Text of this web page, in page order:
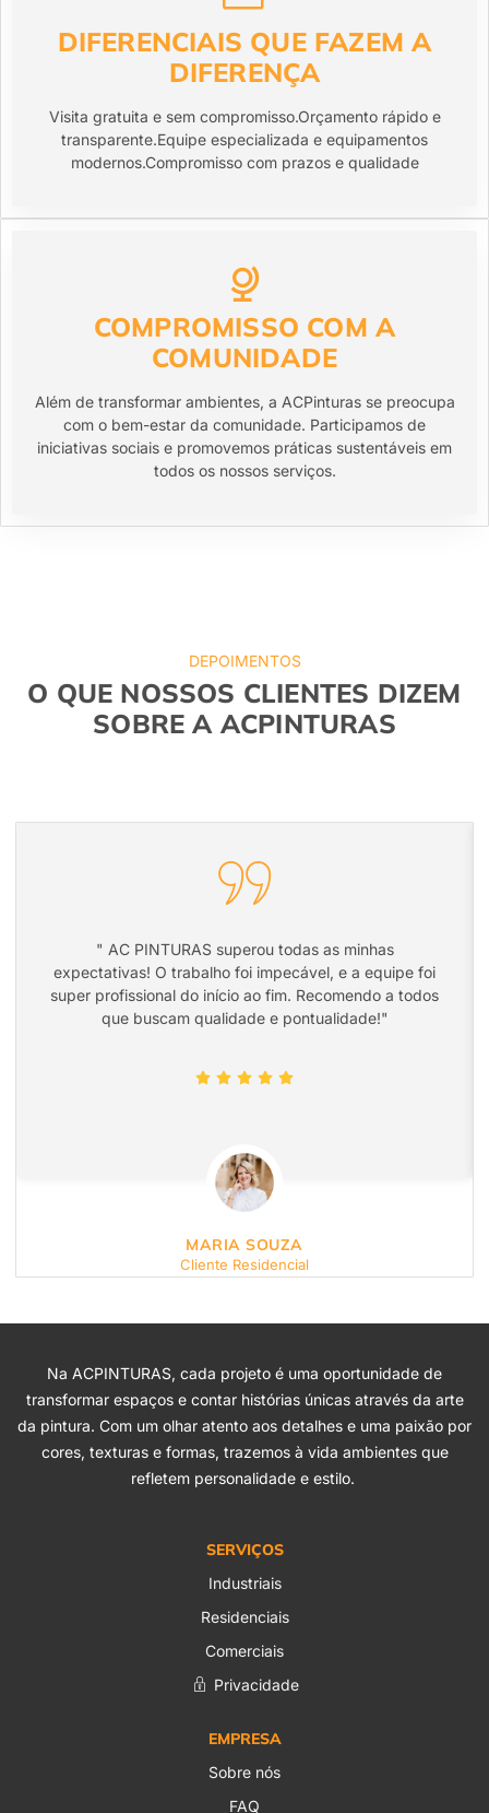
DIFERENCIAIS QUE FAZEM A
DIFERENÇA
Visita gratuita e sem compromisso.Orçamento rápido e
transparente.Equipe especializada e equipamentos
modernos.Compromisso com prazos e qualidade
COMPROMISSO COM A
COMUNIDADE
Além de transformar ambientes, a ACPinturas se preocupa
com o bem-estar da comunidade. Participamos de
iniciativas sociais e promovemos práticas sustentáveis em
todos os nossos serviços.
DEPOIMENTOS
O QUE NOSSOS CLIENTES DIZEM
SOBRE A ACPINTURAS
MARIA SOUZA
Cliente Residencial
" AC PINTURAS superou todas as minhas
expectativas! O trabalho foi impecável, e a equipe foi
super profissional do início ao fim. Recomendo a todos
que buscam qualidade e pontualidade!"
Na ACPINTURAS, cada projeto é uma oportunidade de
transformar espaços e contar histórias únicas através da arte
da pintura. Com um olhar atento aos detalhes e uma paixão por
cores, texturas e formas, trazemos à vida ambientes que
refletem personalidade e estilo.
SERVIÇOS
Industriais
Residenciais
Comerciais
Privacidade
EMPRESA
Sobre nós
FAQ